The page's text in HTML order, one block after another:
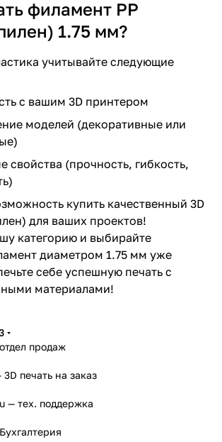
филамент PP
1.75 мм?
учитывайте следующие
с вашим 3D принтером
моделей (декоративные или
свойства (прочность, гибкость,
купить качественный 3D
для ваших проектов!
категорию и выбирайте
диаметром 1.75 мм уже
себе успешную печать с
материалами!
продаж
3D печать на заказ
— тех. поддержка